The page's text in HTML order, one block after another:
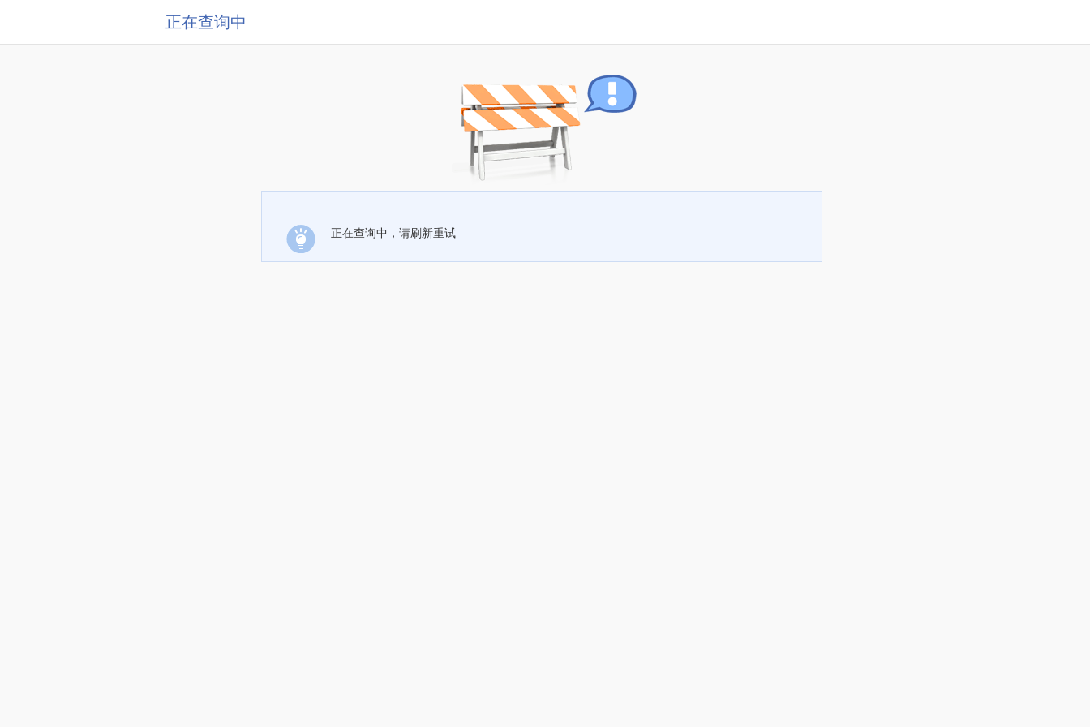
正在查询中
正在查询中，请刷新重试